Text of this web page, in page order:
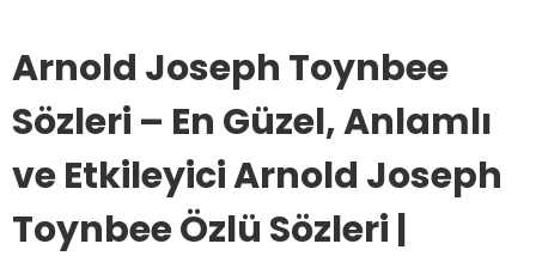
Arnold Joseph Toynbee
Sözleri – En Güzel, Anlamlı
ve Etkileyici Arnold Joseph
Toynbee Özlü Sözleri |